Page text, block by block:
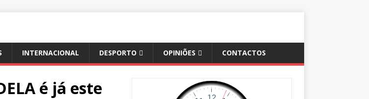
INTERNACIONAL DESPORTO OPINIÕES CONTACTOS
é já este